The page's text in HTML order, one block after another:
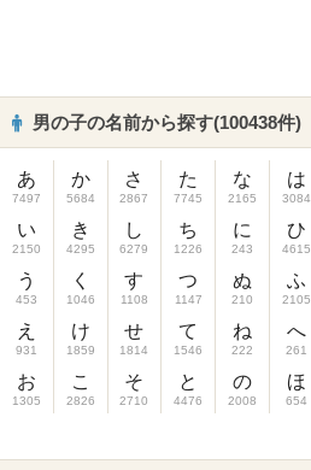
男の子の名前から探す(100438件)
あ
7497
い
2150
う
453
え
931
お
1305
か
5684
き
4295
く
1046
け
1859
こ
2826
さ
2867
し
6279
す
1108
せ
1814
そ
2710
た
7745
ち
1226
つ
1147
て
1546
と
4476
な
2165
に
243
ぬ
210
ね
222
の
2008
は
3084
ひ
4615
ふ
2105
へ
261
ほ
654